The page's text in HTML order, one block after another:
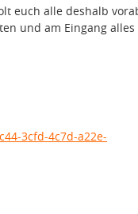
euch alle deshalb
und am Eingang alles
3cfd-4c7d-a22e-